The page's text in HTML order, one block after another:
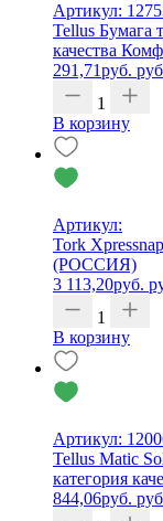
Артикул:
Tellus Бумага
качества
291,71руб.
1
В корзину
Артикул:
Tork
(РОССИЯ)
3 113,20руб.
1
В корзину
Артикул:
Tellus Matic
категория
844,06руб.